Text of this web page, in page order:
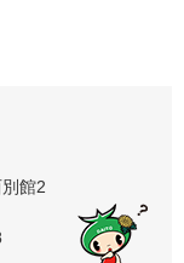
館2